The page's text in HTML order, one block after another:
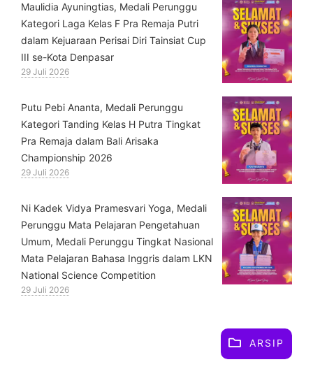
⁠Maulidia Ayuningtias, Medali Perunggu
Kategori Laga Kelas F Pra Remaja Putri
dalam Kejuaraan Perisai Diri Tainsiat Cup
III se-Kota Denpasar
29 Juli 2026
Putu Pebi Ananta, Medali Perunggu
Kategori Tanding Kelas H Putra Tingkat
Pra Remaja dalam Bali Arisaka
Championship 2026
29 Juli 2026
⁠Ni Kadek Vidya Pramesvari Yoga, Medali
Perunggu Mata Pelajaran Pengetahuan
Umum, Medali Perunggu Tingkat Nasional
Mata Pelajaran Bahasa Inggris dalam LKN
National Science Competition
29 Juli 2026
ARSIP